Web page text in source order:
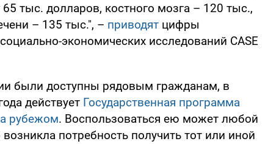
тыс. долларов, костного мозга – 120 тыс.,
– 135 тыс.", – приводят цифры
экономических исследований CASE
были доступны рядовым гражданам, в
действует Государственная программа
рубежом. Воспользоваться ею может любой
возникла потребность получить тот или иной